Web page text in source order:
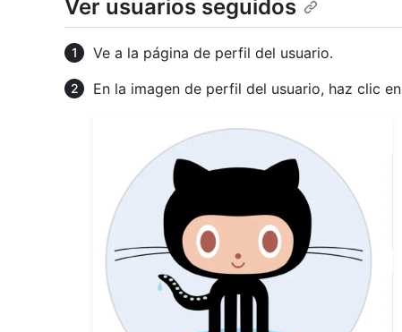
Ver usuarios seguidos
Ve a la página de perfil del usuario.
En la imagen de perfil del usuario, haz clic en